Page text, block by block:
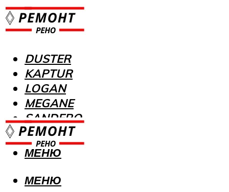
DUSTER
KAPTUR
LOGAN
MEGANE
SANDERO
МЕНЮ
МЕНЮ